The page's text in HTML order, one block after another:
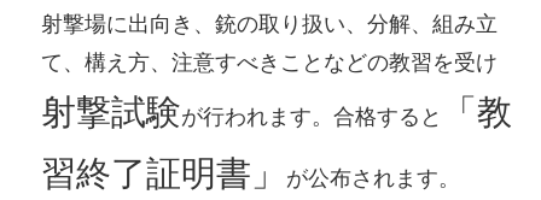
射撃場に出向き、銃の取り扱い、分解、組み立
て、構え方、注意すべきことなどの教習を受け
射撃試験が行われます。合格すると
「教
習終了証明書」
が公布されます。